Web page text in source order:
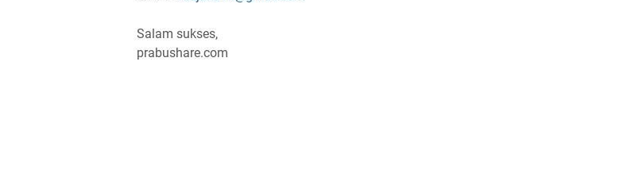
Salam sukses,
prabushare.com